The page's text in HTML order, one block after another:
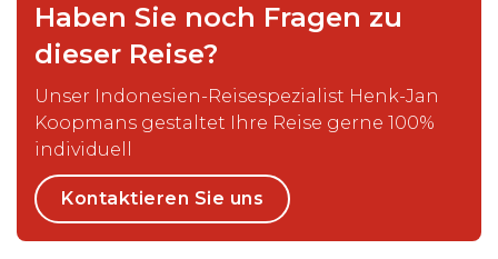
Haben Sie noch Fragen zu
dieser Reise?
Unser Indonesien-Reisespezialist Henk-Jan
Koopmans gestaltet Ihre Reise gerne 100%
individuell
Kontaktieren Sie uns